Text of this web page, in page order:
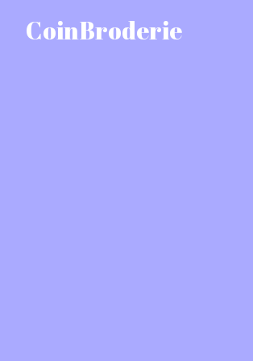
CoinBroderie